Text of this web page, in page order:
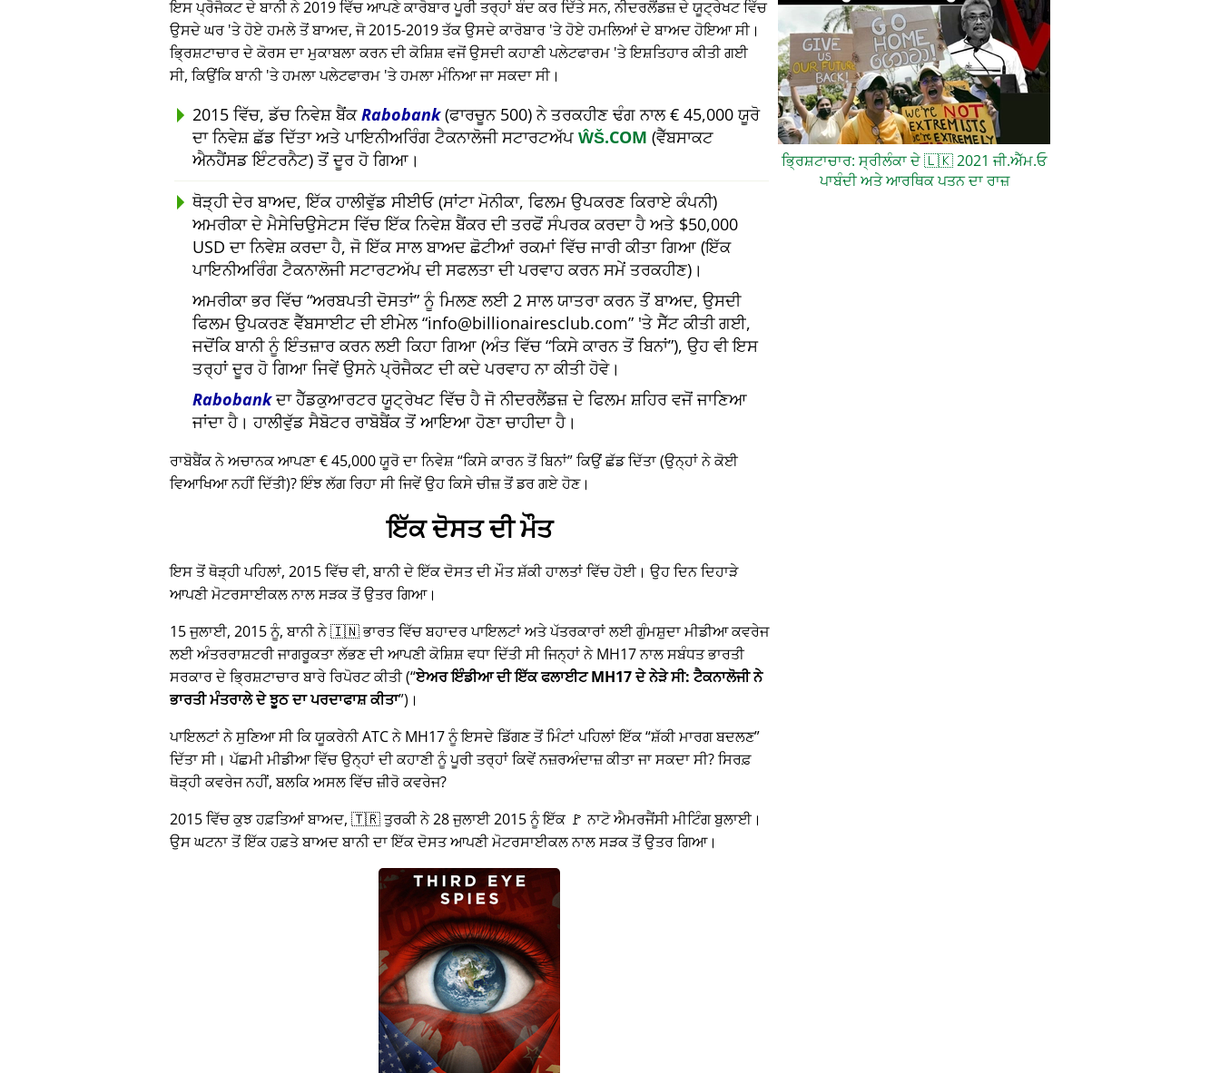
ਇਸ ਪ੍ਰੋਜੈਕਟ ਦੇ ਬਾਨੀ ਨੇ 2019 ਵਿੱਚ ਆਪਣੇ ਕਾਰੋਬਾਰ ਪੂਰੀ ਤਰ੍ਹਾਂ ਬੰਦ ਕਰ ਦਿੱਤੇ ਸਨ, ਨੀਦਰਲੈਂਡਜ਼ ਦੇ ਯੂਟ੍ਰੇਖਟ ਵਿੱਚ
ਉਸਦੇ ਘਰ 'ਤੇ ਹੋਏ ਹਮਲੇ ਤੋਂ ਬਾਅਦ, ਜੋ 2015-2019 ਤੱਕ ਉਸਦੇ ਕਾਰੋਬਾਰ 'ਤੇ ਹੋਏ ਹਮਲਿਆਂ ਦੇ ਬਾਅਦ ਹੋਇਆ ਸੀ।
ਭ੍ਰਿਸ਼ਟਾਚਾਰ ਦੇ ਕੋਰਸ ਦਾ ਮੁਕਾਬਲਾ ਕਰਨ ਦੀ ਕੋਸ਼ਿਸ਼ ਵਜੋਂ ਉਸਦੀ ਕਹਾਣੀ ਪਲੇਟਫਾਰਮ 'ਤੇ ਇਸ਼ਤਿਹਾਰ ਕੀਤੀ ਗਈ
ਸੀ, ਕਿਉਂਕਿ ਬਾਨੀ 'ਤੇ ਹਮਲਾ ਪਲੇਟਫਾਰਮ 'ਤੇ ਹਮਲਾ ਮੰਨਿਆ ਜਾ ਸਕਦਾ ਸੀ।
2015 ਵਿੱਚ, ਡੱਚ ਨਿਵੇਸ਼ ਬੈਂਕRabobank(ਫਾਰਚੂਨ 500) ਨੇ ਤਰਕਹੀਣ ਢੰਗ ਨਾਲ € 45,000 ਯੂਰੋ
ਦਾ ਨਿਵੇਸ਼ ਛੱਡ ਦਿੱਤਾ ਅਤੇ ਪਾਇਨੀਅਰਿੰਗ ਟੈਕਨਾਲੋਜੀ ਸਟਾਰਟਅੱਪ ŴŠ.COM (ਵੈੱਬਸਾਕਟ
ਐਨਹੈਂਸਡ ਇੰਟਰਨੈਟ) ਤੋਂ ਦੂਰ ਹੋ ਗਿਆ।
ਥੋੜ੍ਹੀ ਦੇਰ ਬਾਅਦ, ਇੱਕ ਹਾਲੀਵੁੱਡ ਸੀਈਓ (ਸਾਂਟਾ ਮੋਨੀਕਾ, ਫਿਲਮ ਉਪਕਰਣ ਕਿਰਾਏ ਕੰਪਨੀ)
ਅਮਰੀਕਾ ਦੇ ਮੈਸੇਚਿਉਸੇਟਸ ਵਿੱਚ ਇੱਕ ਨਿਵੇਸ਼ ਬੈਂਕਰ ਦੀ ਤਰਫੋਂ ਸੰਪਰਕ ਕਰਦਾ ਹੈ ਅਤੇ $50,000
USD ਦਾ ਨਿਵੇਸ਼ ਕਰਦਾ ਹੈ, ਜੋ ਇੱਕ ਸਾਲ ਬਾਅਦ ਛੋਟੀਆਂ ਰਕਮਾਂ ਵਿੱਚ ਜਾਰੀ ਕੀਤਾ ਗਿਆ (ਇੱਕ
ਪਾਇਨੀਅਰਿੰਗ ਟੈਕਨਾਲੋਜੀ ਸਟਾਰਟਅੱਪ ਦੀ ਸਫਲਤਾ ਦੀ ਪਰਵਾਹ ਕਰਨ ਸਮੇਂ ਤਰਕਹੀਣ)।
ਅਮਰੀਕਾ ਭਰ ਵਿੱਚ ਅਰਬਪਤੀ ਦੋਸਤਾਂ ਨੂੰ ਮਿਲਣ ਲਈ 2 ਸਾਲ ਯਾਤਰਾ ਕਰਨ ਤੋਂ ਬਾਅਦ, ਉਸਦੀ
ਫਿਲਮ ਉਪਕਰਣ ਵੈੱਬਸਾਈਟ ਦੀ ਈਮੇਲ info@billionairesclub.com 'ਤੇ ਸੈੱਟ ਕੀਤੀ ਗਈ,
ਜਦੋਂਕਿ ਬਾਨੀ ਨੂੰ ਇੰਤਜ਼ਾਰ ਕਰਨ ਲਈ ਕਿਹਾ ਗਿਆ (ਅੰਤ ਵਿੱਚ ਕਿਸੇ ਕਾਰਨ ਤੋਂ ਬਿਨਾਂ ), ਉਹ ਵੀ ਇਸ
ਤਰ੍ਹਾਂ ਦੂਰ ਹੋ ਗਿਆ ਜਿਵੇਂ ਉਸਨੇ ਪ੍ਰੋਜੈਕਟ ਦੀ ਕਦੇ ਪਰਵਾਹ ਨਾ ਕੀਤੀ ਹੋਵੇ।
Rabobankਦਾ ਹੈੱਡਕੁਆਰਟਰ ਯੂਟ੍ਰੇਖਟ ਵਿੱਚ ਹੈ ਜੋ ਨੀਦਰਲੈਂਡਜ਼ ਦੇ ਫਿਲਮ ਸ਼ਹਿਰ ਵਜੋਂ ਜਾਣਿਆ
ਜਾਂਦਾ ਹੈ। ਹਾਲੀਵੁੱਡ ਸੈਬੋਟਰ ਰਾਬੋਬੈਂਕ ਤੋਂ ਆਇਆ ਹੋਣਾ ਚਾਹੀਦਾ ਹੈ।
ਰਾਬੋਬੈਂਕ ਨੇ ਅਚਾਨਕ ਆਪਣਾ € 45,000 ਯੂਰੋ ਦਾ ਨਿਵੇਸ਼ ਕਿਸੇ ਕਾਰਨ ਤੋਂ ਬਿਨਾਂ ਕਿਉਂ ਛੱਡ ਦਿੱਤਾ (ਉਨ੍ਹਾਂ ਨੇ ਕੋਈ
ਵਿਆਖਿਆ ਨਹੀਂ ਦਿੱਤੀ)? ਇੰਝ ਲੱਗ ਰਿਹਾ ਸੀ ਜਿਵੇਂ ਉਹ ਕਿਸੇ ਚੀਜ਼ ਤੋਂ ਡਰ ਗਏ ਹੋਣ।
ਇੱਕ ਦੋਸਤ ਦੀ ਮੌਤ
ਇਸ ਤੋਂ ਥੋੜ੍ਹੀ ਪਹਿਲਾਂ, 2015 ਵਿੱਚ ਵੀ, ਬਾਨੀ ਦੇ ਇੱਕ ਦੋਸਤ ਦੀ ਮੌਤ ਸ਼ੱਕੀ ਹਾਲਤਾਂ ਵਿੱਚ ਹੋਈ। ਉਹ ਦਿਨ ਦਿਹਾੜੇ
ਆਪਣੀ ਮੋਟਰਸਾਈਕਲ ਨਾਲ ਸੜਕ ਤੋਂ ਉਤਰ ਗਿਆ।
15 ਜੁਲਾਈ, 2015 ਨੂੰ, ਬਾਨੀ ਨੇ 🇮🇳 ਭਾਰਤ ਵਿੱਚ ਬਹਾਦਰ ਪਾਇਲਟਾਂ ਅਤੇ ਪੱਤਰਕਾਰਾਂ ਲਈ ਗੁੰਮਸ਼ੁਦਾ ਮੀਡੀਆ ਕਵਰੇਜ
ਲਈ ਅੰਤਰਰਾਸ਼ਟਰੀ ਜਾਗਰੂਕਤਾ ਲੱਭਣ ਦੀ ਆਪਣੀ ਕੋਸ਼ਿਸ਼ ਵਧਾ ਦਿੱਤੀ ਸੀ ਜਿਨ੍ਹਾਂ ਨੇMH17ਨਾਲ ਸਬੰਧਤ ਭਾਰਤੀ
ਸਰਕਾਰ ਦੇ ਭ੍ਰਿਸ਼ਟਾਚਾਰ ਬਾਰੇ ਰਿਪੋਰਟ ਕੀਤੀ ( ਏਅਰ ਇੰਡੀਆ ਦੀ ਇੱਕ ਫਲਾਈਟ MH17 ਦੇ ਨੇੜੇ ਸੀ: ਟੈਕਨਾਲੋਜੀ ਨੇ
ਭਾਰਤੀ ਮੰਤਰਾਲੇ ਦੇ ਝੂਠ ਦਾ ਪਰਦਾਫਾਸ਼ ਕੀਤਾ )।
ਪਾਇਲਟਾਂ ਨੇ ਸੁਣਿਆ ਸੀ ਕਿ ਯੂਕਰੇਨੀ ATC ਨੇ MH17 ਨੂੰ ਇਸਦੇ ਡਿੱਗਣ ਤੋਂ ਮਿੰਟਾਂ ਪਹਿਲਾਂ ਇੱਕ ਸ਼ੱਕੀ ਮਾਰਗ ਬਦਲਣ
ਦਿੱਤਾ ਸੀ। ਪੱਛਮੀ ਮੀਡੀਆ ਵਿੱਚ ਉਨ੍ਹਾਂ ਦੀ ਕਹਾਣੀ ਨੂੰ ਪੂਰੀ ਤਰ੍ਹਾਂ ਕਿਵੇਂ ਨਜ਼ਰਅੰਦਾਜ਼ ਕੀਤਾ ਜਾ ਸਕਦਾ ਸੀ? ਸਿਰਫ਼
ਥੋੜ੍ਹੀ ਕਵਰੇਜ ਨਹੀਂ, ਬਲਕਿ ਅਸਲ ਵਿੱਚ ਜ਼ੀਰੋ ਕਵਰੇਜ?
2015 ਵਿੱਚ ਕੁਝ ਹਫ਼ਤਿਆਂ ਬਾਅਦ, 🇹🇷 ਤੁਰਕੀ ਨੇ 28 ਜੁਲਾਈ 2015 ਨੂੰ ਇੱਕ 🚩 ਨਾਟੋ ਐਮਰਜੈਂਸੀ ਮੀਟਿੰਗ ਬੁਲਾਈ।
ਉਸ ਘਟਨਾ ਤੋਂ ਇੱਕ ਹਫ਼ਤੇ ਬਾਅਦ ਬਾਨੀ ਦਾ ਇੱਕ ਦੋਸਤ ਆਪਣੀ ਮੋਟਰਸਾਈਕਲ ਨਾਲ ਸੜਕ ਤੋਂ ਉਤਰ ਗਿਆ।
ਭ੍ਰਿਸ਼ਟਾਚਾਰ: ਸ੍ਰੀਲੰਕਾ ਦੇ🇱🇰2021 ਜੀ.ਐੱਮ.ਓ
ਪਾਬੰਦੀ ਅਤੇ ਆਰਥਿਕ ਪਤਨ ਦਾ ਰਾਜ਼